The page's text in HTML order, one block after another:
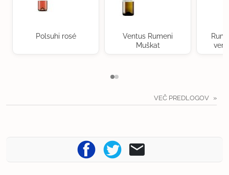
Polsuhi rosé
Ventus Rumeni
Muškat
VEČ PREDLOGOV